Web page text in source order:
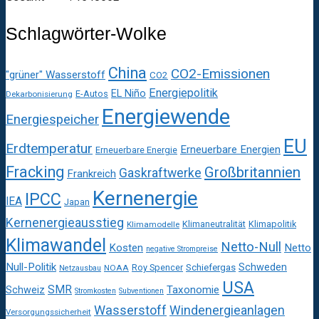
Schlagwörter-Wolke
"grüner" Wasserstoff China CO2 CO2-Emissionen
Dekarbonisierung E-Autos EL Niño Energiepolitik
Energiespeicher Energiewende
Erdtemperatur Erneuerbare Energie Erneuerbare Energien EU
Fracking Frankreich Gaskraftwerke Großbritannien
IEA IPCC Japan Kernenergie
Kernenergieausstieg Klimamodelle Klimaneutralität Klimapolitik
Klimawandel Kosten negative Strompreise Netto-Null
Netto
Null-Politik Netzausbau NOAA Roy Spencer Schiefergas Schweden
Schweiz SMR Stromkosten Subventionen Taxonomie USA
Versorgungssicherheit Wasserstoff Windenergieanlagen